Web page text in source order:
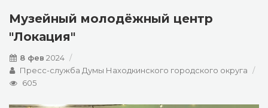
Музейный молодёжный центр
"Локация"
8 фев 2024
Пресс-служба Думы Находкинского городского округа
605